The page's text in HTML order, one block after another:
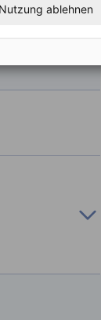
day.
ablehnen